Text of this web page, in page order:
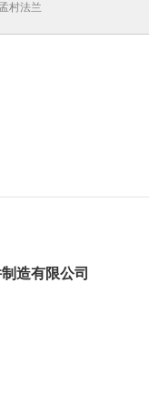
孟村法兰
造有限公司